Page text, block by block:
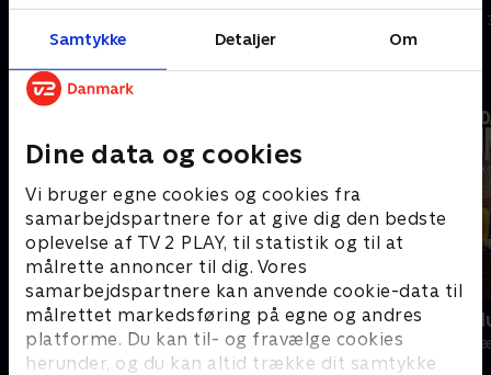
Samtykke Detaljer Om
Dine data og cookies
Vi bruger egne cookies og cookies fra
samarbejdspartnere for at give dig den bedste
oplevelse af TV 2 PLAY, til statistik og til at
målrette annoncer til dig. Vores
samarbejdspartnere kan anvende cookie-data til
målrettet markedsføring på egne og andres
platforme. Du kan til- og fravælge cookies
herunder, og du kan altid trække dit samtykke
fysik, humor og musiske talent.
Andre så også
24 stjerners julikalender
TV-Shows • 1 sæsoner
Danmarks
TV-Shows • 1